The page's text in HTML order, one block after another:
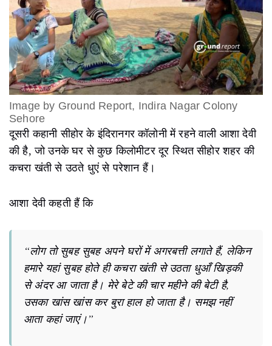
Image by Ground Report, Indira Nagar Colony
Sehore
दूसरी कहानी सीहोर के इंदिरानगर कॉलोनी में रहने वाली आशा देवी
की है, जो उनके घर से कुछ किलोमीटर दूर स्थित सीहोर शहर की
कचरा खंती से उठते धुएं से परेशान हैं।
आशा देवी कहती हैं कि
“लोग तो सुबह सुबह अपने घरों में अगरबत्ती लगाते हैं, लेकिन
हमारे यहां सुबह होते ही कचरा खंती से उठता धुआँ खिड़की
से अंदर आ जाता है। मेरे बेटे की चार महीने की बेटी है,
उसका खांस खांस कर बुरा हाल हो जाता है। समझ नहीं
आता कहां जाएं।”